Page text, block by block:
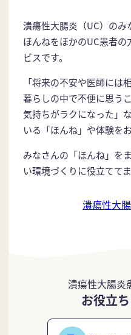
潰瘍性大腸炎（UC）の
ほんねをほかのUC患者
ビスです。
「将来の不安や医師には
暮らしの中で不便に思う
気持ちがラクになった」
いる「ほんね」や体験を
みなさんの「ほんね」を
い環境づくりに役立ててま
潰瘍性大
潰瘍性大腸炎
お役立